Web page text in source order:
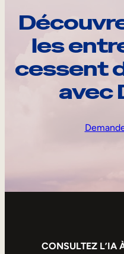
les
cessent
avec
CONSULTEZ L’IA